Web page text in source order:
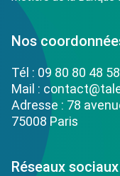
Nos
Tél : 09 80 80 48 58
Mail :
Adresse : 78
75008 Paris
Réseaux sociaux